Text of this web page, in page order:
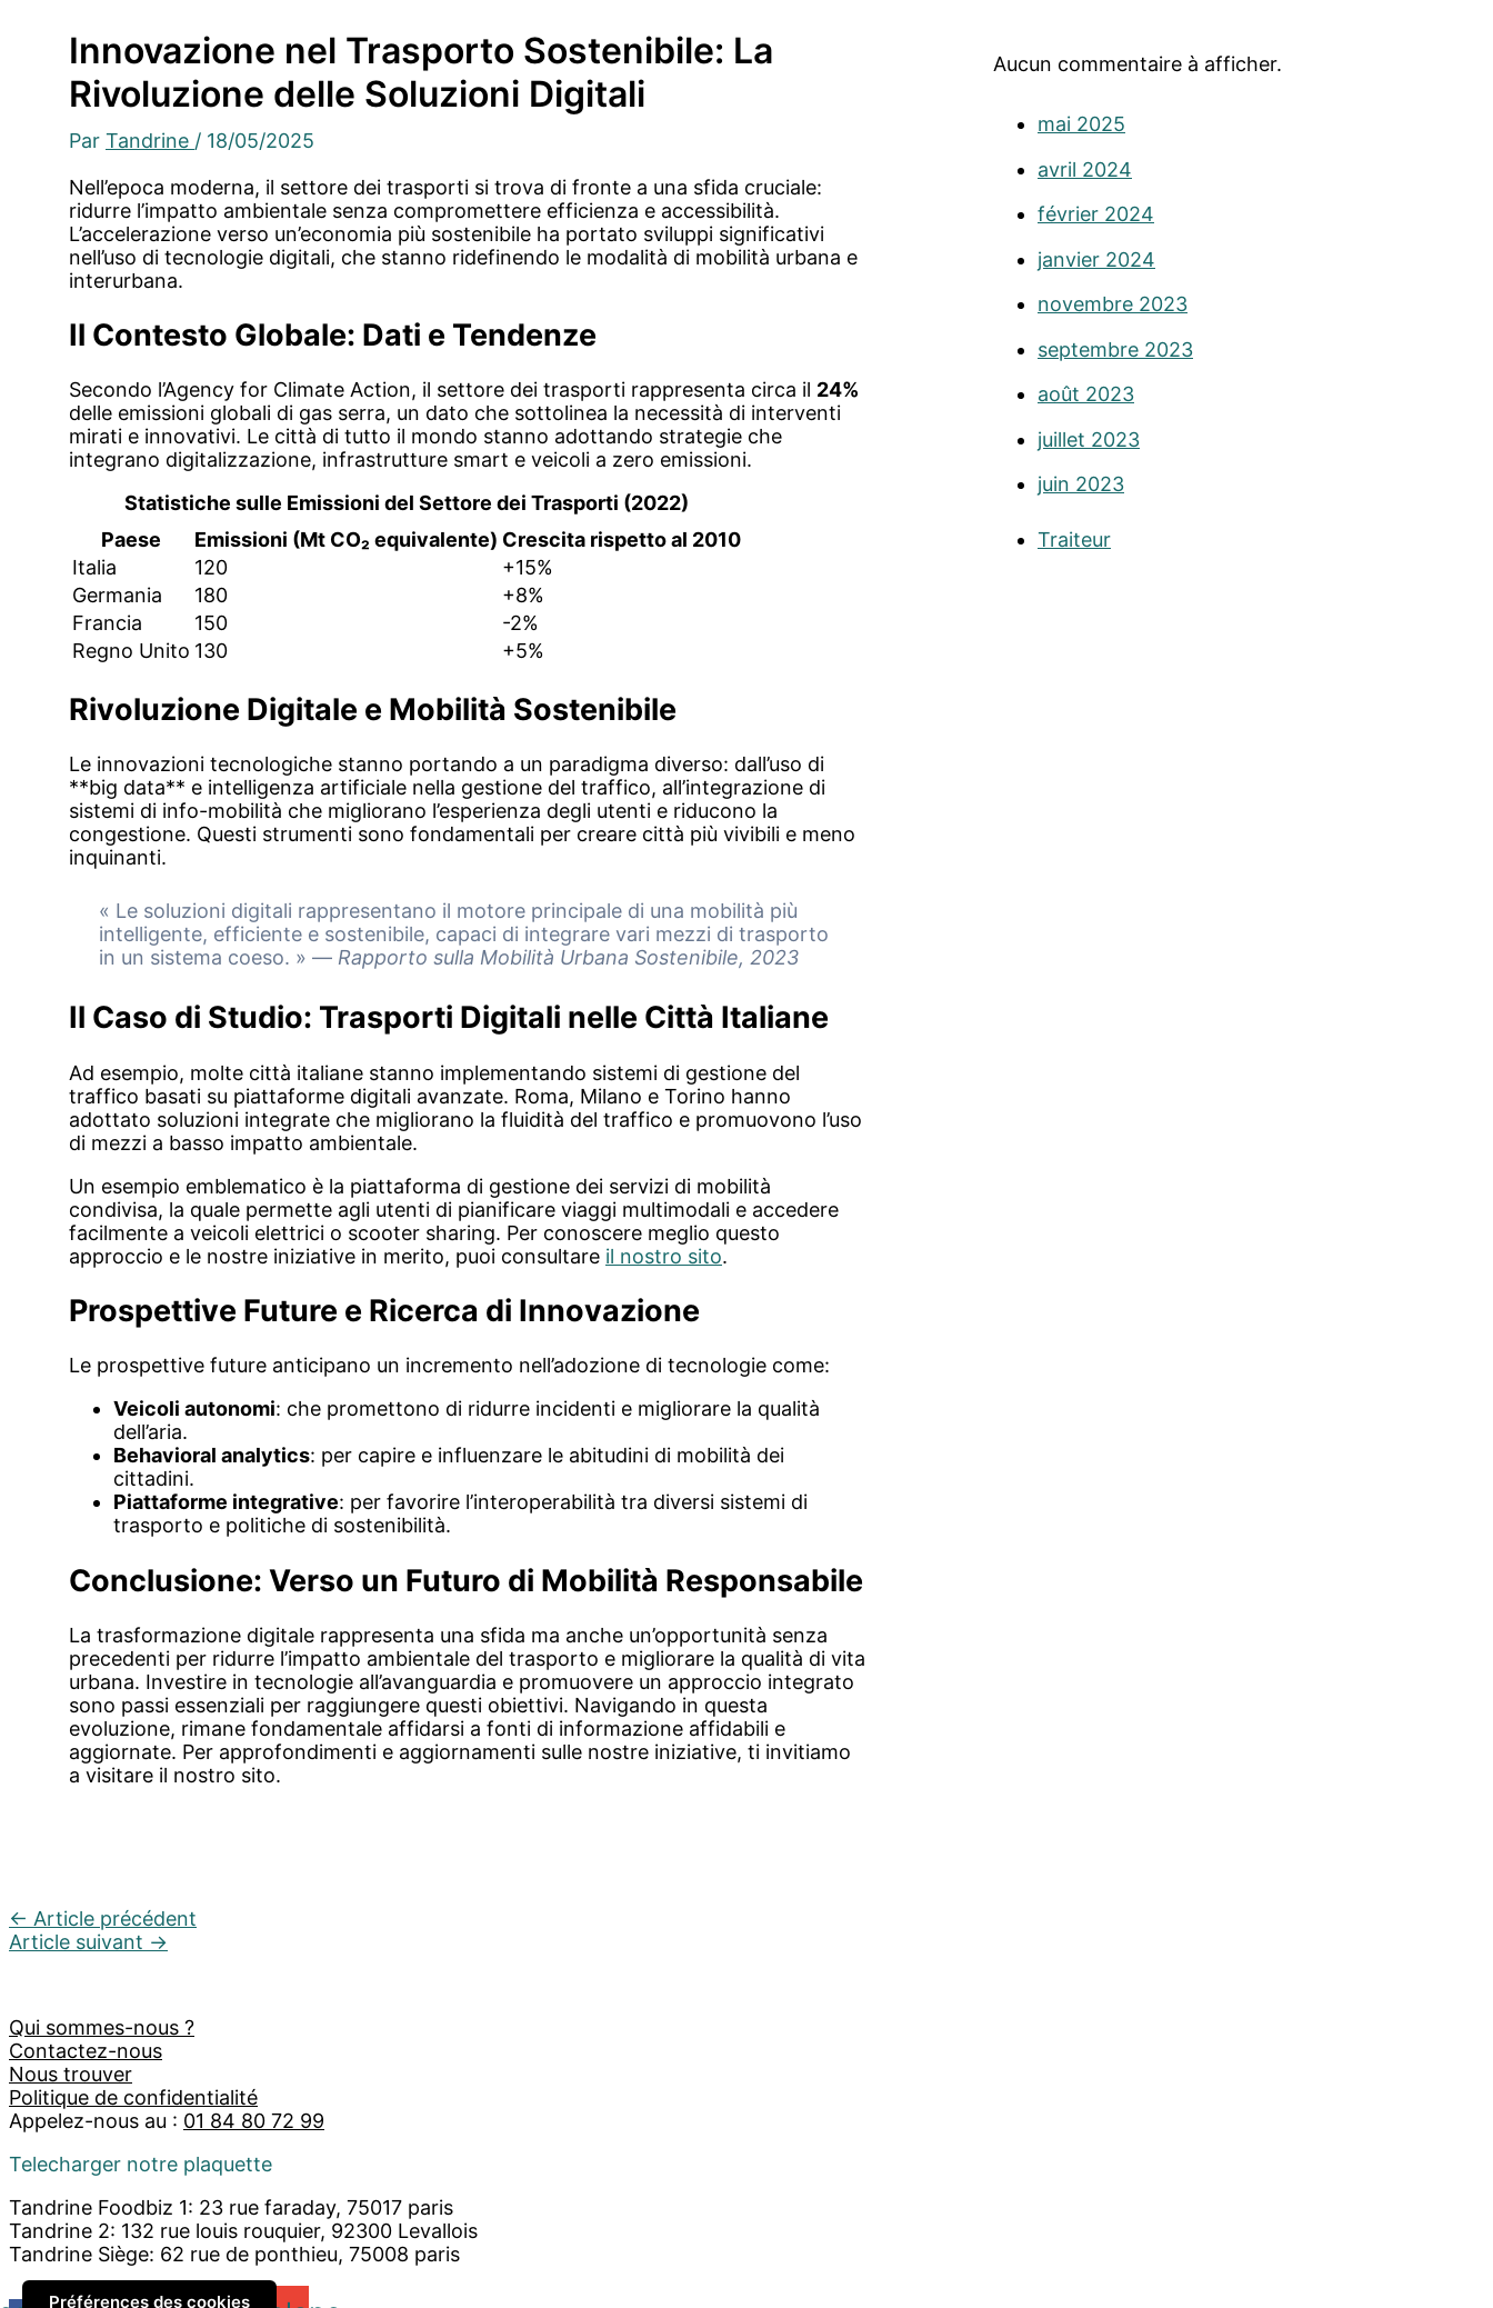
Préférences des cookies
Innovazione nel Trasporto Sostenibile: La
Rivoluzione delle Soluzioni Digitali
Par Tandrine / 18/05/2025
Nell’epoca moderna, il settore dei trasporti si trova di fronte a una sfida cruciale:
ridurre l’impatto ambientale senza compromettere efficienza e accessibilità.
L’accelerazione verso un’economia più sostenibile ha portato sviluppi significativi
nell’uso di tecnologie digitali, che stanno ridefinendo le modalità di mobilità urbana e
interurbana.
Il Contesto Globale: Dati e Tendenze
Secondo l’Agency for Climate Action, il settore dei trasporti rappresenta circa il 24%
delle emissioni globali di gas serra, un dato che sottolinea la necessità di interventi
mirati e innovativi. Le città di tutto il mondo stanno adottando strategie che
integrano digitalizzazione, infrastrutture smart e veicoli a zero emissioni.
Statistiche sulle Emissioni del Settore dei Trasporti (2022)
Paese
Emissioni (Mt CO₂ equivalente) Crescita rispetto al 2010
Italia
120
+15%
Germania
180
+8%
Francia
150
-2%
Regno Unito 130 +5%
Rivoluzione Digitale e Mobilità Sostenibile
Le innovazioni tecnologiche stanno portando a un paradigma diverso: dall’uso di
**big data** e intelligenza artificiale nella gestione del traffico, all’integrazione di
sistemi di info-mobilità che migliorano l’esperienza degli utenti e riducono la
congestione. Questi strumenti sono fondamentali per creare città più vivibili e meno
inquinanti.
« Le soluzioni digitali rappresentano il motore principale di una mobilità più
intelligente, efficiente e sostenibile, capaci di integrare vari mezzi di trasporto
in un sistema coeso. » — Rapporto sulla Mobilità Urbana Sostenibile, 2023
Il Caso di Studio: Trasporti Digitali nelle Città Italiane
Ad esempio, molte città italiane stanno implementando sistemi di gestione del
traffico basati su piattaforme digitali avanzate. Roma, Milano e Torino hanno
adottato soluzioni integrate che migliorano la fluidità del traffico e promuovono l’uso
di mezzi a basso impatto ambientale.
Un esempio emblematico è la piattaforma di gestione dei servizi di mobilità
condivisa, la quale permette agli utenti di pianificare viaggi multimodali e accedere
facilmente a veicoli elettrici o scooter sharing. Per conoscere meglio questo
approccio e le nostre iniziative in merito, puoi consultare il nostro sito.
Prospettive Future e Ricerca di Innovazione
Le prospettive future anticipano un incremento nell’adozione di tecnologie come:
Veicoli autonomi: che promettono di ridurre incidenti e migliorare la qualità
dell’aria.
Behavioral analytics: per capire e influenzare le abitudini di mobilità dei
cittadini.
Piattaforme integrative: per favorire l’interoperabilità tra diversi sistemi di
trasporto e politiche di sostenibilità.
Conclusione: Verso un Futuro di Mobilità Responsabile
La trasformazione digitale rappresenta una sfida ma anche un’opportunità senza
precedenti per ridurre l’impatto ambientale del trasporto e migliorare la qualità di vita
urbana. Investire in tecnologie all’avanguardia e promuovere un approccio integrato
sono passi essenziali per raggiungere questi obiettivi. Navigando in questa
evoluzione, rimane fondamentale affidarsi a fonti di informazione affidabili e
aggiornate. Per approfondimenti e aggiornamenti sulle nostre iniziative, ti invitiamo
a visitare il nostro sito.
← Article précédent
Article suivant →
Aucun commentaire à afficher.
mai 2025
avril 2024
février 2024
janvier 2024
novembre 2023
septembre 2023
août 2023
juillet 2023
juin 2023
Traiteur
Qui sommes-nous ?
Contactez-nous
Nous trouver
Politique de confidentialité
Appelez-nous au : 01 84 80 72 99
Telecharger notre plaquette
Tandrine Foodbiz 1: 23 rue faraday, 75017 paris
Tandrine 2: 132 rue louis rouquier, 92300 Levallois
Tandrine Siège: 62 rue de ponthieu, 75008 paris